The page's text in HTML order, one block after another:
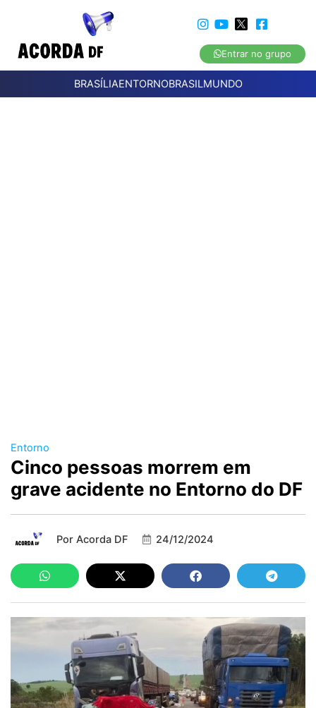
Entrar no grupo
BRASÍLIAENTORNOBRASILMUNDO
Entorno
Cinco pessoas morrem em
grave acidente no Entorno do DF
Por Acorda DF 24/12/2024